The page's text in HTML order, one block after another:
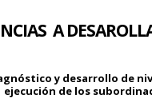
A
y desarrollo de
ejecución de los